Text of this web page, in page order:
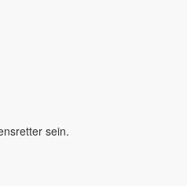
sein.